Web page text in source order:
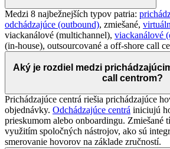
Medzi 8 najbežnejších typov patria:
odchádzajúce (outbound), zmiešané,
viackanálové (multichannel), viackanálové
(in-house), outsourcované a off-shore call
Aký je rozdiel medzi
call centrom?
Prichádzajúce centrá riešia prichádzajúce
objednávky. Odchádzajúce centrá iniciujú
prieskumom alebo onboardingu. Zmiešané
využitím spoločných nástrojov, ako sú
smerovanie hovorov na základe zručností.